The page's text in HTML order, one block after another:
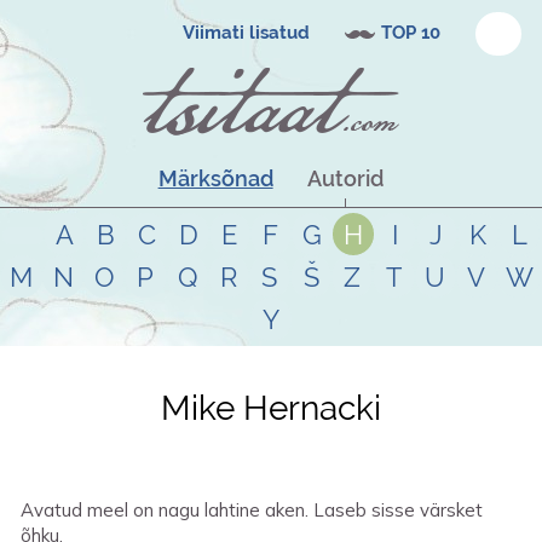
Viimati lisatud TOP 10
Märksõnad Autorid
A B C D E F G H I J K
L
M
N O P Q R S Š Z T U V
W
Y
Mike Hernacki
Avatud meel on nagu lahtine aken. Laseb sisse värsket
õhku.